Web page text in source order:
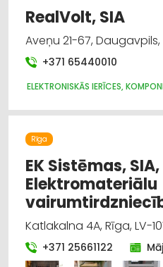
RealVolt, SIA
Aveņu 21-67,
+371 65440010
ELEKTRONISKĀS IERĪCES,
Rīga
EK Sistēmas, SIA,
Elektromateriālu
Katlakalna 4A, Rīga, LV-
+371 25661122